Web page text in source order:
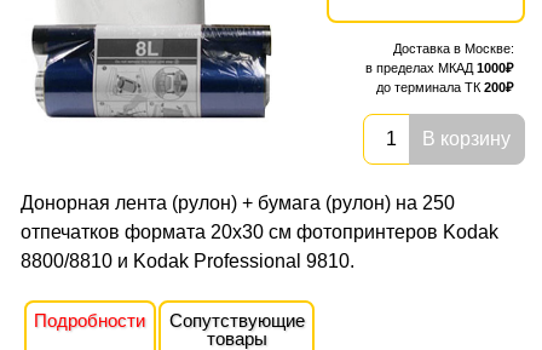
1000
200
В корзину
Донорная лента (рулон) + бумага (рулон) на 250
отпечатков формата 20x30 см фотопринтеров Kodak
8800/8810 и Kodak Professional 9810.
Подробности
Сопутствующие
товары